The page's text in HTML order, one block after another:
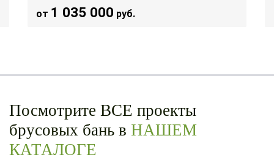
от 1 035 000 руб.
Посмотрите ВСЕ проекты
брусовых бань в НАШЕМ
КАТАЛОГЕ